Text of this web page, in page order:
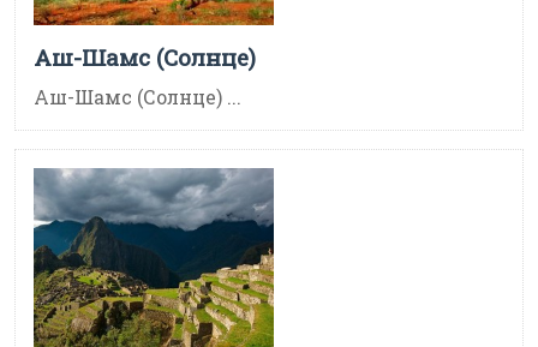
Аш-Шамс (Солнце)
Аш-Шамс (Солнце) ...